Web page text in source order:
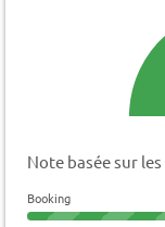
Note basée sur les
Booking